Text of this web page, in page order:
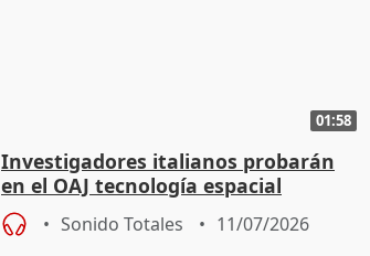
01:58
Investigadores italianos probarán
en el OAJ tecnología espacial
durante el eclipse solar
Sonido Totales 11/07/2026